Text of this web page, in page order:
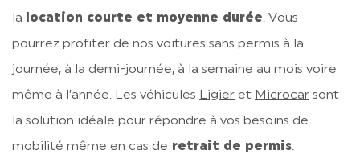
la
location courte et moyenne durée. Vous
pourrez profiter de nos voitures sans permis à la
journée, à la demi-journée, à la semaine au mois voire
même à l’année. Les véhicules Ligier et Microcar sont
la solution idéale pour répondre à vos besoins de
mobilité même en cas de retrait de permis.